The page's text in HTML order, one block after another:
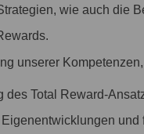
wie auch die
unserer
Total Reward-